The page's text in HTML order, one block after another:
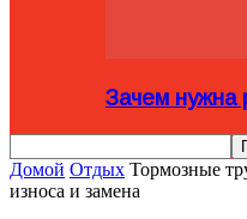
Зачем нужна
Домой Отдых Тормозные
износа и замена